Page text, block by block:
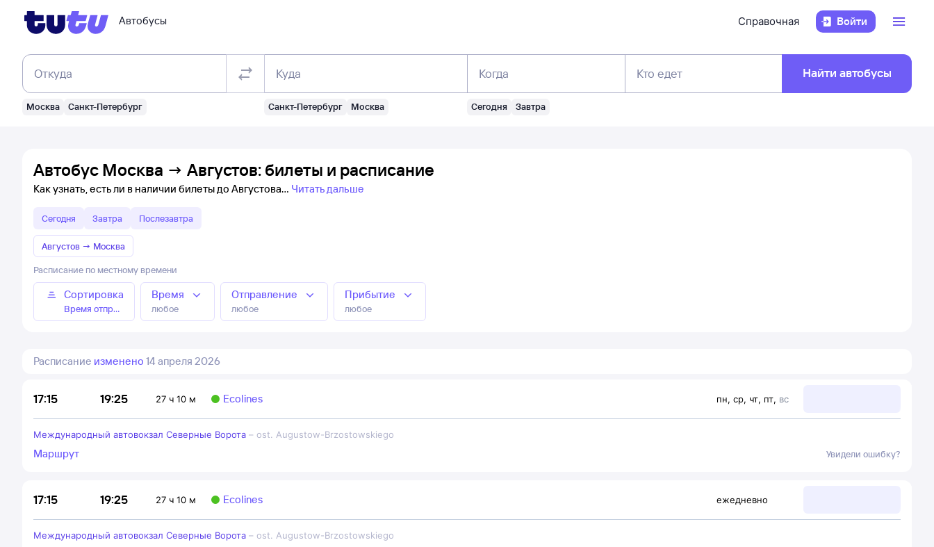
Автобусы Справочная Войти
Откуда
Москва Санкт-Петербург
Куда
Санкт-Петербург Москва
Когда
Сегодня Завтра
Кто едет Найти автобусы
Автобус Москва → Августов: билеты и расписание
Как узнать, есть ли в наличии билеты до Августова Читать дальше
Сегодня Завтра Послезавтра
Августов → Москва
Расписание по местному времени
Сортировка
Время отправления
Время
любое
Отправление
любое
Прибытие
любое
Расписание изменено 14 апреля 2026
17:15 19:25 27 ч 10 м Ecolines пн, ср, чт, пт, вс
Международный автовокзал Северные Ворота – ost. Augustоw-Brzostowskiego
Маршрут Увидели ошибку?
17:15 19:25 27 ч 10 м Ecolines ежедневно
Международный автовокзал Северные Ворота – ost. Augustоw-Brzostowskiego